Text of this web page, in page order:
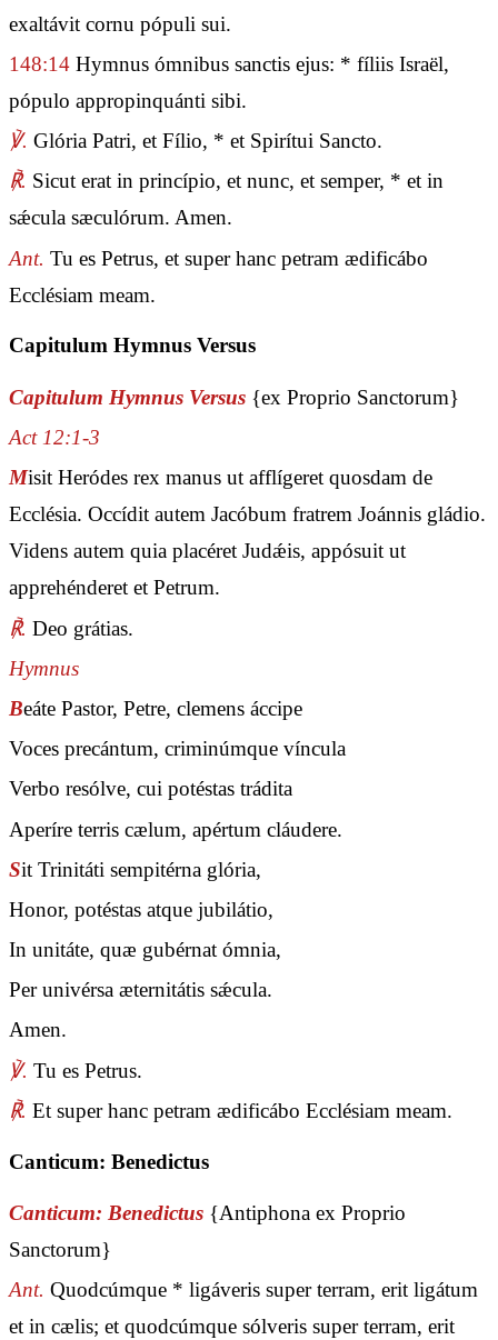
exaltávit cornu pópuli sui.
148:14 Hymnus ómnibus sanctis ejus: * fíliis Israël,
pópulo appropinquánti sibi.
℣. Glória Patri, et Fílio, * et Spirítui Sancto.
℟. Sicut erat in princípio, et nunc, et semper, * et in
sǽcula sæculórum. Amen.
Ant. Tu es Petrus, et super hanc petram ædificábo
Ecclésiam meam.
Capitulum Hymnus Versus
Capitulum Hymnus Versus {ex Proprio Sanctorum}
Act 12:1-3
Misit Heródes rex manus ut afflígeret quosdam de
Ecclésia. Occídit autem Jacóbum fratrem Joánnis gládio.
Videns autem quia placéret Judǽis, appósuit ut
apprehénderet et Petrum.
℟. Deo grátias.
Hymnus
Beáte Pastor, Petre, clemens áccipe
Voces precántum, criminúmque víncula
Verbo resólve, cui potéstas trádita
Aperíre terris cælum, apértum cláudere.
Sit Trinitáti sempitérna glória,
Honor, potéstas atque jubilátio,
In unitáte, quæ gubérnat ómnia,
Per univérsa æternitátis sǽcula.
Amen.
℣. Tu es Petrus.
℟. Et super hanc petram ædificábo Ecclésiam meam.
Canticum: Benedictus
Canticum: Benedictus {Antiphona ex Proprio
Sanctorum}
Ant. Quodcúmque * ligáveris super terram, erit ligátum
et in cælis; et quodcúmque sólveris super terram, erit